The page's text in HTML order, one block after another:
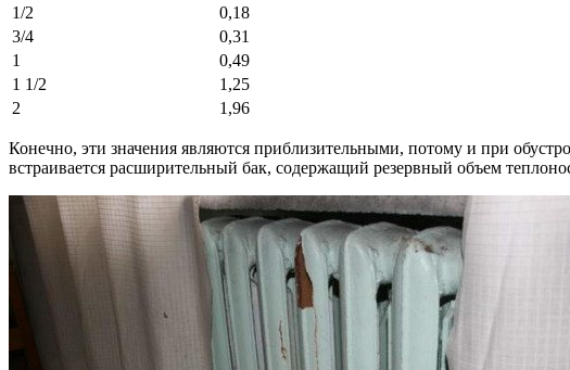
1/2
0,18
3/4
0,31
1
0,49
1 1/2
1,25
2
1,96
Конечно, эти значения являются приблизительными, потому и при
встраивается расширительный бак, содержащий резервный объем